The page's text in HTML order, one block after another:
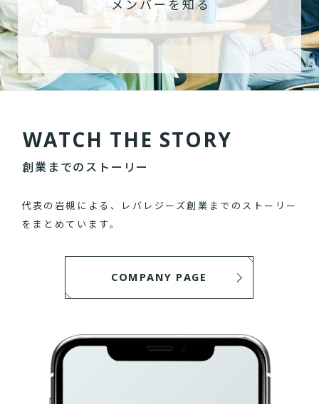
メンバーを知る
WATCH THE STORY
創業までのストーリー
代表の岩槻による、レバレジーズ創業までのストーリー
をまとめています。
COMPANY PAGE